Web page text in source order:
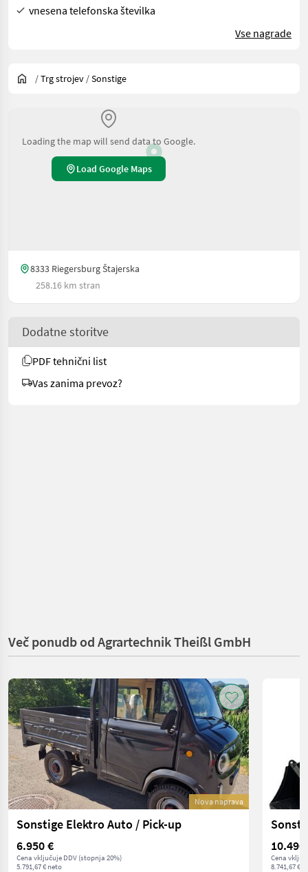
vnesena telefonska številka
Vse nagrade
/Trg strojev /Sonstige
Loading the map will send data to Google.
Load Google Maps
8333 Riegersburg Štajerska
258.16 km stran
Dodatne storitve
PDF tehnični list
Vas zanima prevoz?
Več ponudb od Agrartechnik Theißl GmbH
Nova naprava
Sonstige Elektro Auto / Pick-up
6.950 €
Cena vključuje DDV (stopnja 20%)
5.791,67 € neto
10.490
Cena
8.741,67 €